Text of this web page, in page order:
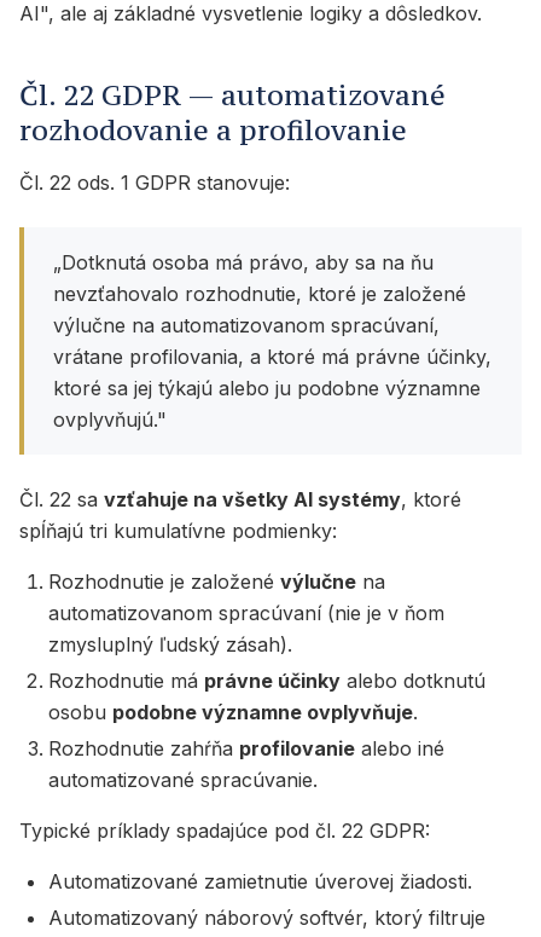
AI", ale aj základné vysvetlenie logiky a dôsledkov.
Čl. 22 GDPR — automatizované
rozhodovanie a profilovanie
Čl. 22 ods. 1 GDPR stanovuje:
„Dotknutá osoba má právo, aby sa na ňu
nevzťahovalo rozhodnutie, ktoré je založené
výlučne na automatizovanom spracúvaní,
vrátane profilovania, a ktoré má právne účinky,
ktoré sa jej týkajú alebo ju podobne významne
ovplyvňujú."
Čl. 22 sa vzťahuje na všetky AI systémy, ktoré
spĺňajú tri kumulatívne podmienky:
Rozhodnutie je založené výlučne na
automatizovanom spracúvaní (nie je v ňom
zmysluplný ľudský zásah).
Rozhodnutie má právne účinky alebo dotknutú
osobu podobne významne ovplyvňuje.
Rozhodnutie zahŕňa profilovanie alebo iné
automatizované spracúvanie.
Typické príklady spadajúce pod čl. 22 GDPR:
Automatizované zamietnutie úverovej žiadosti.
Automatizovaný náborový softvér, ktorý filtruje